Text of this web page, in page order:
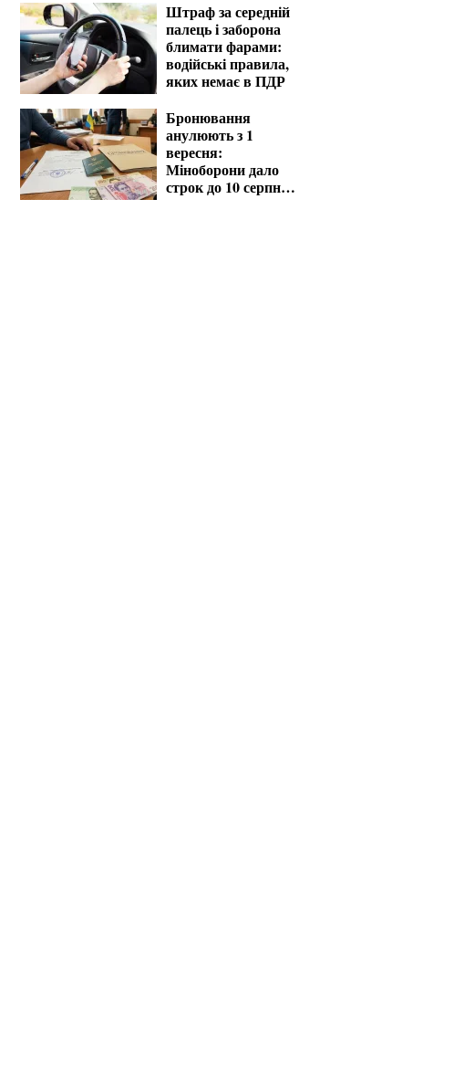
Штраф за середній
палець і заборона
блимати фарами:
водійські правила,
яких немає в ПДР
Бронювання
анулюють з 1
вересня:
Міноборони дало
строк до 10 серпня